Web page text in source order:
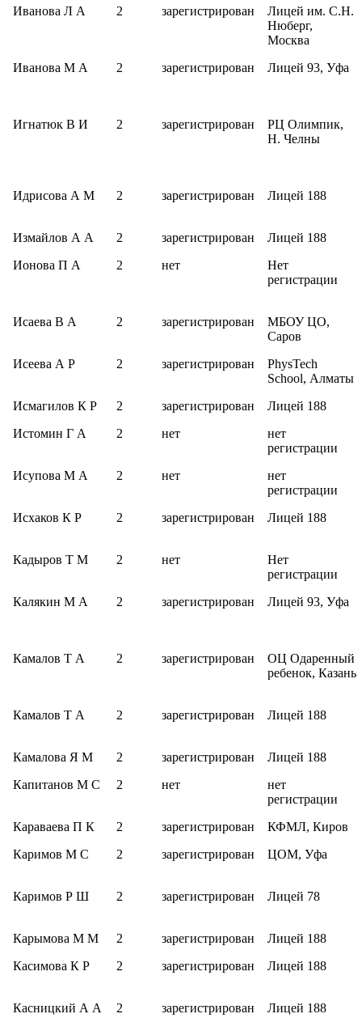
Иванова Л А 2 зарегистрирован
Лицей им. С.Н.
Нюберг,
Москва
Иванова М А
2 зарегистрирован Лицей 93, Уфа
Игнатюк В И 2 зарегистрирован
РЦ Олимпик,
Н. Челны
Идрисова А М 2 зарегистрирован Лицей 188
Измайлов А А 2 зарегистрирован
Лицей 188
Ионова П А
2 нет
Нет
регистрации
Исаева В А 2 зарегистрирован
МБОУ ЦО,
Саров
Исеева А Р
2 зарегистрирован
PhysTech
School, Алматы
Исмагилов К Р
2 зарегистрирован
Лицей 188
Истомин Г А
2 нет
нет
регистрации
Исупова М А
2 нет
нет
регистрации
Исхаков К Р
2 зарегистрирован Лицей 188
Кадыров Т М 2 нет
Нет
регистрации
Калякин М А
2 зарегистрирован Лицей 93, Уфа
Камалов Т А 2 зарегистрирован
ОЦ Одаренный
ребенок, Казань
Камалов Т А 2 зарегистрирован Лицей 188
Камалова Я М 2 зарегистрирован
Лицей 188
Капитанов М С
2 нет
нет
регистрации
Караваева П К
2 зарегистрирован
КФМЛ, Киров
Каримов М С
2 зарегистрирован ЦОМ, Уфа
Каримов Р Ш 2 зарегистрирован Лицей 78
Карымова М М 2 зарегистрирован
Лицей 188
Касимова К Р
2 зарегистрирован Лицей 188
Касницкий А А 2 зарегистрирован Лицей 188